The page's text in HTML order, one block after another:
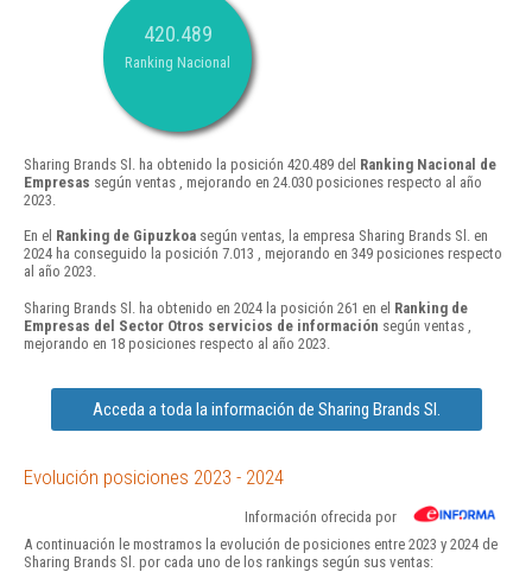
420.489
Ranking Nacional
Sharing Brands Sl. ha obtenido la posición 420.489 del Ranking Nacional de
Empresas según ventas , mejorando en 24.030 posiciones respecto al año
2023.
En el Ranking de Gipuzkoa según ventas, la empresa Sharing Brands Sl. en
2024 ha conseguido la posición 7.013 , mejorando en 349 posiciones respecto
al año 2023.
Sharing Brands Sl. ha obtenido en 2024 la posición 261 en el Ranking de
Empresas del Sector Otros servicios de información según ventas ,
mejorando en 18 posiciones respecto al año 2023.
Acceda a toda la información de Sharing Brands Sl.
Evolución posiciones 2023 - 2024
Información ofrecida por
A continuación le mostramos la evolución de posiciones entre 2023 y 2024 de
Sharing Brands Sl. por cada uno de los rankings según sus ventas: